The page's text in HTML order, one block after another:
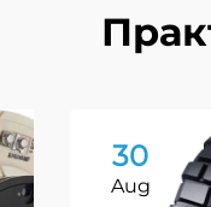
30
Aug